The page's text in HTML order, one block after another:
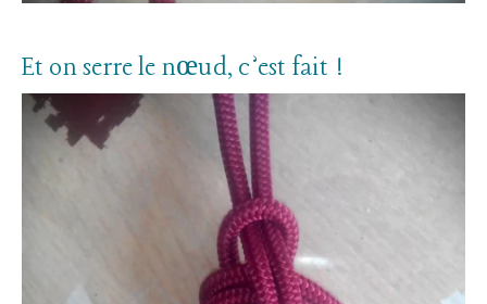
Et on serre le nœud, c’est fait !